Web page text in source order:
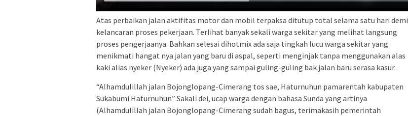
Atas perbaikan jalan aktifitas motor dan mobil terpaksa ditutup total selama satu hari demi
kelancaran proses pekerjaan. Terlihat banyak sekali warga sekitar yang melihat langsung
proses pengerjaanya. Bahkan selesai dihotmix ada saja tingkah lucu warga sekitar yang
menikmati hangat nya jalan yang baru di aspal, seperti menginjak tanpa menggunakan alas
kaki alias nyeker (Nyeker) ada juga yang sampai guling-guling bak jalan baru serasa kasur.
“Alhamdulillah jalan Bojonglopang-Cimerang tos sae, Haturnuhun pamarentah kabupaten
Sukabumi Haturnuhun” Sakali dei, ucap warga dengan bahasa Sunda yang artinya
(Alhamdulillah jalan Bojonglopang-Cimerang sudah bagus, terimakasih pemerintah